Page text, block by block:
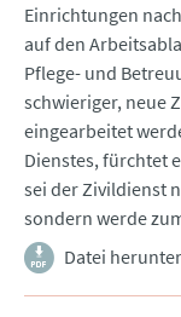
Einrichtungen
auf den
Pflege- und
schwieriger, neue
eingearbeitet
Dienstes, fürchtet
sei der Zivildienst
sondern werde
Datei